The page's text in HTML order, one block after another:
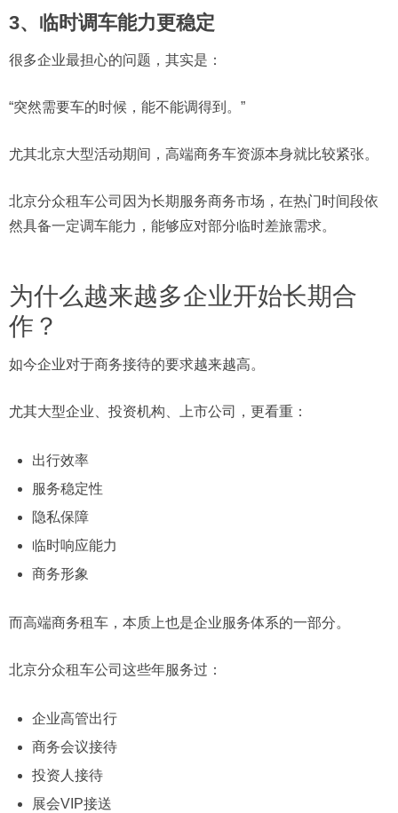
3、临时调车能力更稳定
很多企业最担心的问题，其实是：
“突然需要车的时候，能不能调得到。”
尤其北京大型活动期间，高端商务车资源本身就比较紧张。
北京分众租车公司因为长期服务商务市场，在热门时间段依
然具备一定调车能力，能够应对部分临时差旅需求。
为什么越来越多企业开始长期合
作？
如今企业对于商务接待的要求越来越高。
尤其大型企业、投资机构、上市公司，更看重：
出行效率
服务稳定性
隐私保障
临时响应能力
商务形象
而高端商务租车，本质上也是企业服务体系的一部分。
北京分众租车公司这些年服务过：
企业高管出行
商务会议接待
投资人接待
展会VIP接送